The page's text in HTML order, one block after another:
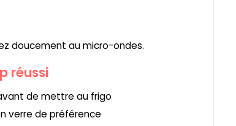
doucement au micro-ondes.
réussi
de mettre au frigo
verre de préférence